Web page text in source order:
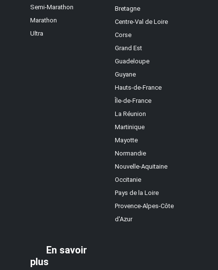
Semi-Marathon
Marathon
Ultra
Bretagne
Centre-Val de Loire
Corse
Grand Est
Guadeloupe
Guyane
Hauts-de-France
Île-de-France
La Réunion
Martinique
Mayotte
Normandie
Nouvelle-Aquitaine
Occitanie
Pays de la Loire
Provence-Alpes-Côte
d'Azur
En savoir
plus